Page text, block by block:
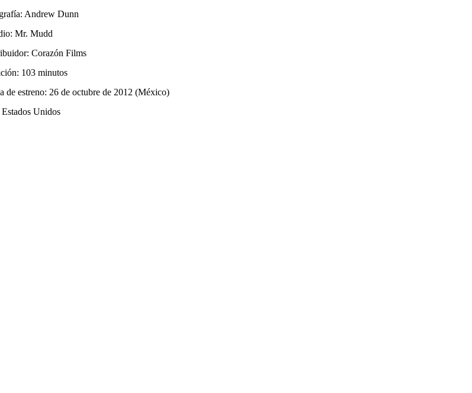
Andrew Dunn
Mr. Mudd
Corazón Films
103 minutos
de estreno: 26 de octubre de 2012 (México)
Estados Unidos